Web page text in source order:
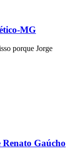
MG
porque Jorge
Renato Gaúcho